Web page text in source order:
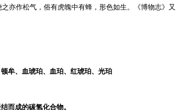
亦作松气，俗有虎魄中有蜂，形色如生。《博物志》又
牟、血琥珀、血珀、红琥珀、光珀
而成的碳氢化合物。